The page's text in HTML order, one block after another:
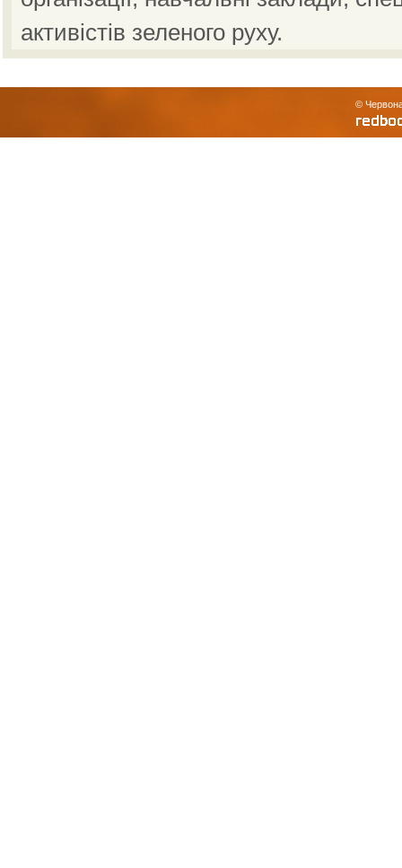
активістів зеленого руху.
©